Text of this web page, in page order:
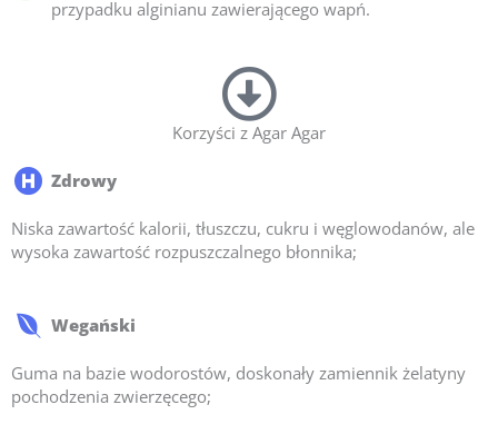
przypadku alginianu zawierającego wapń.
Korzyści z Agar Agar
Zdrowy
Niska zawartość kalorii, tłuszczu, cukru i węglowodanów, ale
wysoka zawartość rozpuszczalnego błonnika;
Wegański
Guma na bazie wodorostów, doskonały zamiennik żelatyny
pochodzenia zwierzęcego;